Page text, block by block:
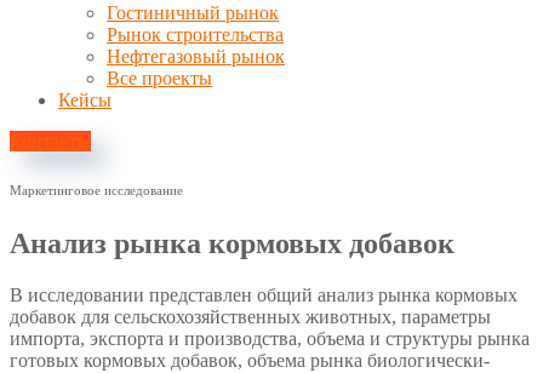
Гостиничный рынок
Рынок строительства
Нефтегазовый рынок
Все проекты
Кейсы
Контакты
Маркетинговое исследование
Анализ рынка кормовых добавок
В исследовании представлен общий анализ рынка кормовых
добавок для сельскохозяйственных животных, параметры
импорта, экспорта и производства, объема и структуры рынка
готовых кормовых добавок, объема рынка биологически-